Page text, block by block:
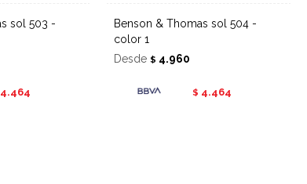
4.464
Benson & Thomas sol 504 -
color 1
Desde$ 4.960
$ 4.464